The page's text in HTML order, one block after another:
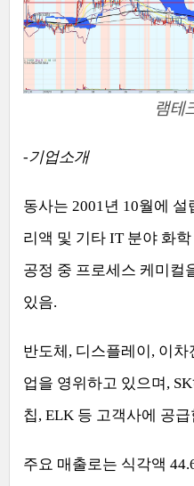
램테
-기업소개
동사는 2001년 10월에 설
리액 및 기타 IT 분야 화
공정 중 프로세스 케미컬
있음.
반도체 , 디스플레이 , 이차
업을 영위하고 있으며 , SK
칩, ELK 등 고객사에 공급
주요 매출로는 식각액